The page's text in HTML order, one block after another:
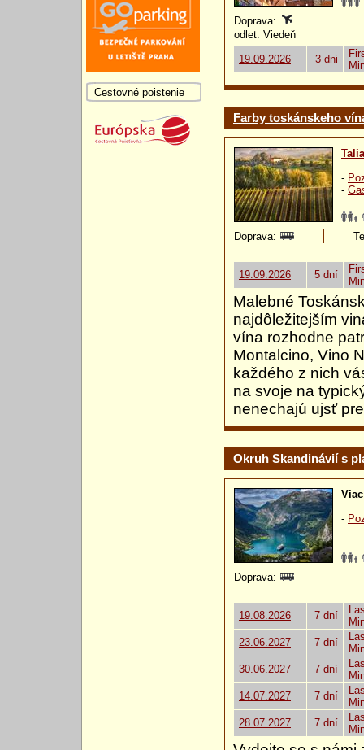
Doprava:
odlet: Viedeň
19.09.2026
3 dni
Farby toskánskeho
-
-
Doprava:
19.09.2026 5 dní
Malebné
najdôležitejším
vína rozhodne
Montalcino, Vino
každého z nich
na svoje na
nenechajú ujsť
Okruh Skandinávií s
-
Doprava:
19.08.2026 7 dní
23.06.2027
7 dní
30.06.2027
7 dní
14.07.2027
7 dní
28.07.2027
7 dní
Cestovné poistenie